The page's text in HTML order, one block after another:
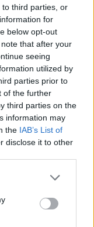
third parties, or
for
below opt-out
that after your
seeing
utilized by
parties prior to
of the further
third parties on the
information may
the IAB’s List of
disclose it to other